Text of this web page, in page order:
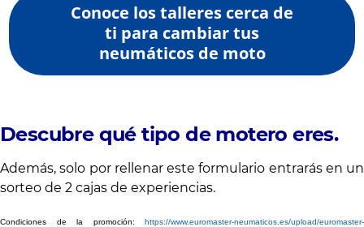
Conoce los talleres cerca de
ti para cambiar tus
neumáticos de moto
Descubre qué tipo de motero eres.
Además, solo por rellenar este formulario entrarás en un
sorteo de 2 cajas de experiencias.
Condiciones de la promoción: https://www.euromaster-neumaticos.es/upload/euromaster-